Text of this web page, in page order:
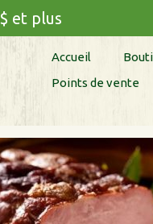
et plus
Accueil
Points de vente